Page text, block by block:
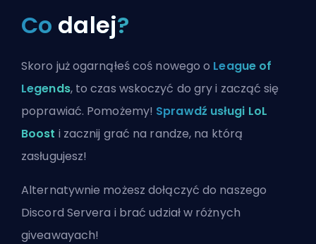
Co dalej?
Skoro już ogarnąłeś coś nowego o League of
Legends, to czas wskoczyć do gry i zacząć się
poprawiać. Pomożemy! Sprawdź usługi LoL
Boost i zacznij grać na randze, na którą
zasługujesz!
Alternatywnie możeszdołączyć do naszego
Discord Servera i brać udział w różnych
giveawayach!